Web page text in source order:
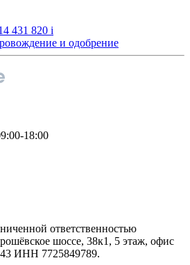
431 820 i
и одобрение
18:00
ответственностью
шоссе, 38к1, 5 этаж, офис
ИНН 7725849789.